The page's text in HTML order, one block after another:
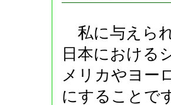
私に与えら
日本における
メリカやヨー
にすることで